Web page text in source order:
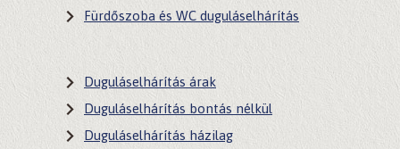
Fürdőszoba és WC duguláselhárítás
Duguláselhárítás árak
Duguláselhárítás bontás nélkül
Duguláselhárítás házilag